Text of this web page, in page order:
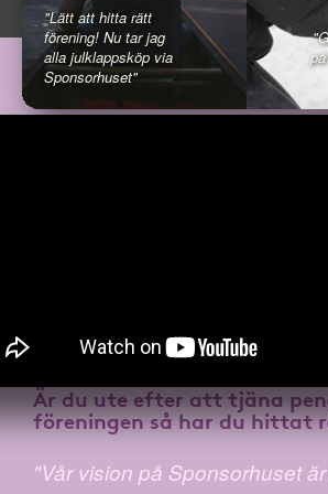
"Lätt att hitta rätt
förening! Nu tar jag
alla julklappsköp via
Sponsorhuset"
Är du ute efter atttjäna
föreningenså har du hittat
"Vår vision på Sponsorhuset